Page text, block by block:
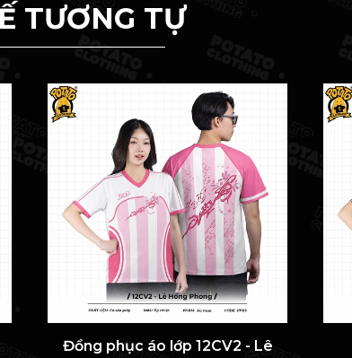
TƯƠNG TỰ
Đồng phục áo lớp 12CV2 - Lê